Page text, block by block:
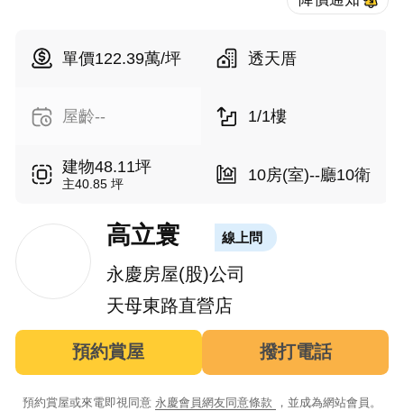
單價122.39萬/坪 透天厝
屋齡-- 1/1樓
建物48.11坪
主40.85 坪 10房(室)--廳10衛
高立寰 線上問
永慶房屋(股)公司
天母東路直營店
預約賞屋 撥打電話
預約賞屋或來電即視同意 永慶會員網友同意條款 ，並成為網站會員。